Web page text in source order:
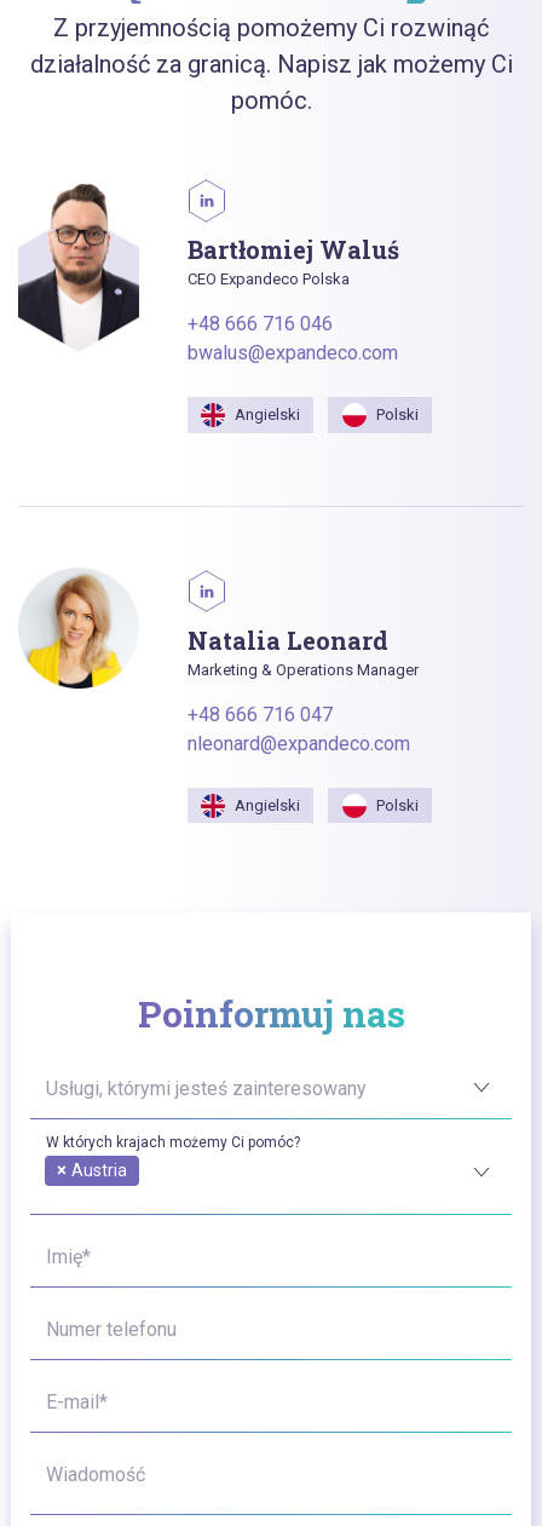
Z przyjemnością pomożemy Ci rozwinąć
działalność za granicą. Napisz jak możemy Ci
pomóc.
Bartłomiej Waluś
CEO Expandeco Polska
+48 666 716 046
bwalus@expandeco.com
Angielski Polski
Natalia Leonard
Marketing & Operations Manager
+48 666 716 047
nleonard@expandeco.com
Angielski Polski
Poinformuj nas
Usługi, którymi jesteś zainteresowany
W których krajach możemy Ci pomóc?
× Austria
Imię*
Numer telefonu
E-mail*
Wiadomość